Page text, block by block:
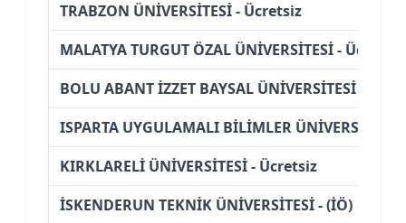
TRABZON ÜNİVERSİTESİ - Ücretsiz
MALATYA TURGUT ÖZAL ÜNİVERSİTESİ - Ücretsiz
BOLU ABANT İZZET BAYSAL ÜNİVERSİTESİ - (İÖ)
ISPARTA UYGULAMALI BİLİMLER ÜNİVERSİTESİ
KIRKLARELİ ÜNİVERSİTESİ - Ücretsiz
İSKENDERUN TEKNİK ÜNİVERSİTESİ - (İÖ)